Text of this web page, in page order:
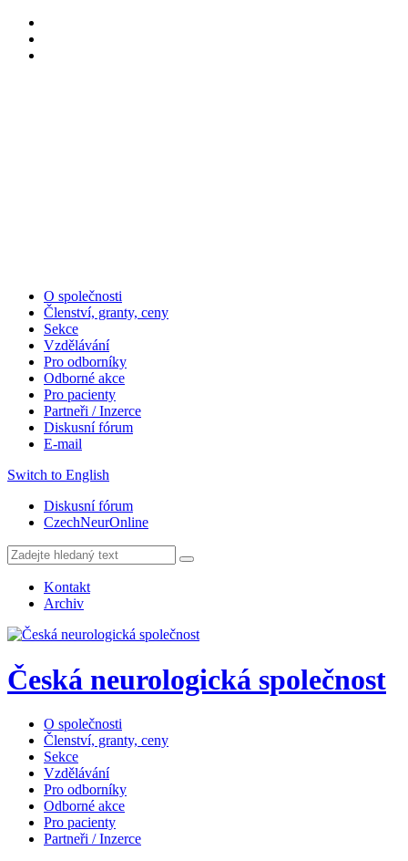
O společnosti
Členství, granty, ceny
Sekce
Vzdělávání
Pro odborníky
Odborné akce
Pro pacienty
Partneři / Inzerce
Diskusní fórum
E-mail
Switch to English
Diskusní fórum
CzechNeurOnline
Kontakt
Archiv
Česká neurologická společnost
O společnosti
Členství, granty, ceny
Sekce
Vzdělávání
Pro odborníky
Odborné akce
Pro pacienty
Partneři / Inzerce